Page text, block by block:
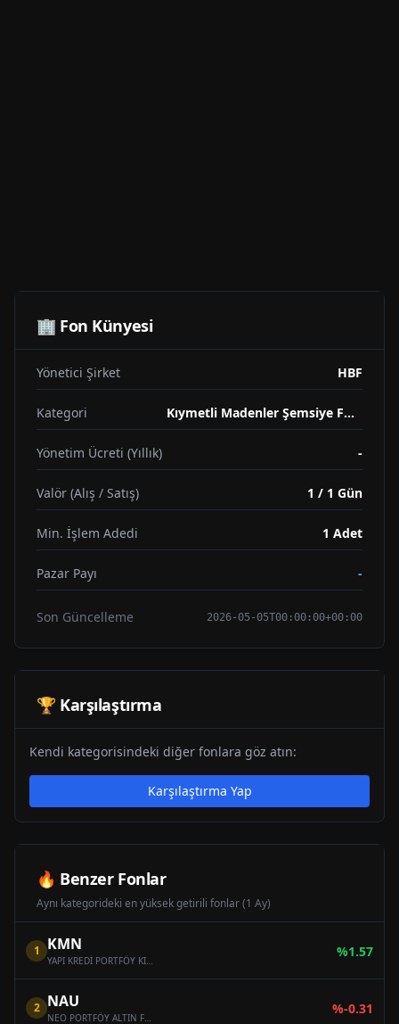
🏢 Fon Künyesi
Yönetici Şirket HBF
Kategori Kıymetli Madenler Şemsiye Fonu
Yönetim Ücreti (Yıllık) -
Valör (Alış / Satış) 1 / 1 Gün
Min. İşlem Adedi 1 Adet
Pazar Payı -
Son Güncelleme 2026-05-05T00:00:00+00:00
🏆 Karşılaştırma
Kendi kategorisindeki diğer fonlara göz atın:
Karşılaştırma Yap
🔥 Benzer Fonlar
Aynı kategorideki en yüksek getirili fonlar (1 Ay)
1 KMN
YAPI KREDİ PORTFÖY KIYMETLİ MADENLER KATILIM FONU
%1.57
2 NAU
NEO PORTFÖY ALTIN FONU
%-0.31